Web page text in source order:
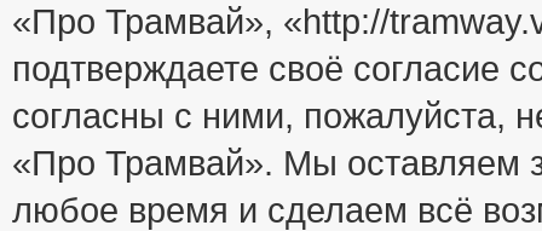
«Про Трамвай», «http://
подтверждаете своё
согласны с ними, пожалуйста,
«Про Трамвай». Мы оставляем
любое время и сделаем всё